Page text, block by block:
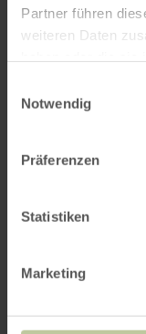
Partner führen
weiteren Daten
Notwendig
Präferenzen
Statistiken
Marketing